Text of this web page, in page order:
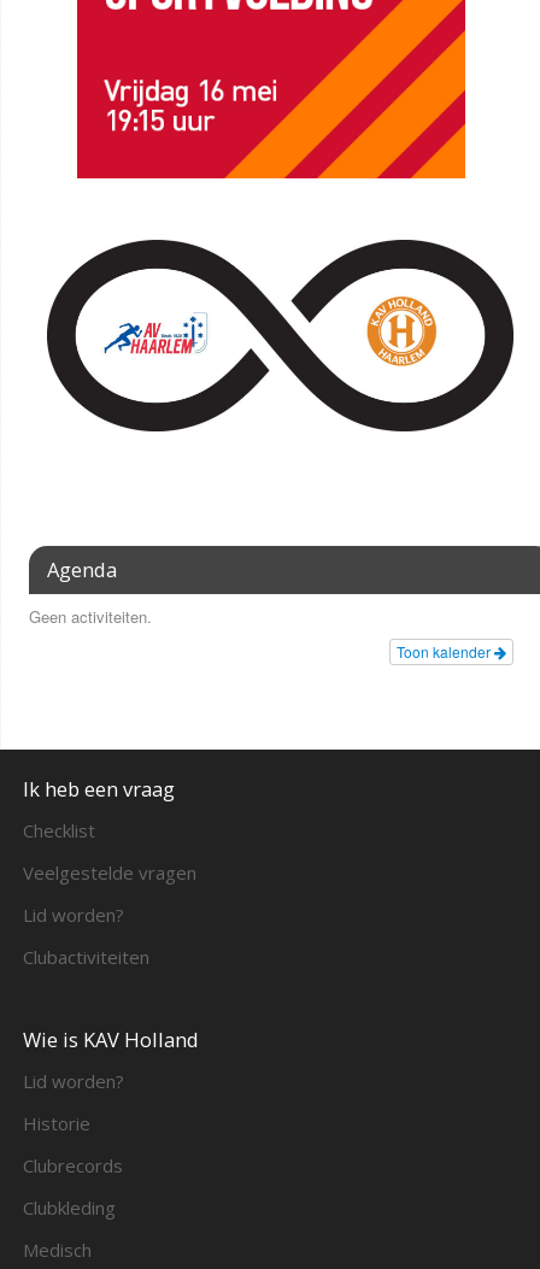
Agenda
Geen activiteiten.
Toon kalender
Ik heb een vraag
Checklist
Veelgestelde vragen
Lid worden?
Clubactiviteiten
Wie is KAV Holland
Lid worden?
Historie
Clubrecords
Clubkleding
Medisch